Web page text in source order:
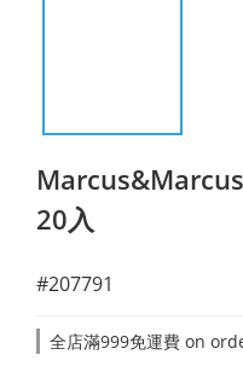
20入
#207791
全店滿999免運費 on